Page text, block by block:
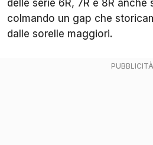
delle serie 6R, 7R e 8R
colmando un gap che
dalle sorelle maggiori.